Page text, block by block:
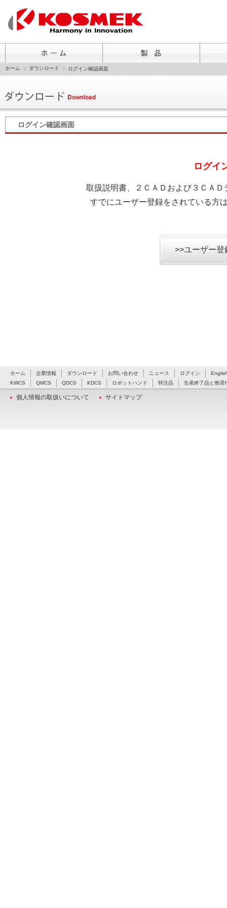
ホーム ダウンロード ログイン確認画面
ログイン確認画面
ログイ
取扱説明書、２ＣＡＤおよび３ＣＡ
すでにユーザー登録をされている方
>>ユーザー
ホーム 企業情報 ダウンロード お問い合わせ ニュース ログイン
KWCS
QMCS QDCS KDCS ロボットハンド 特注品 生産終了品と推奨
個人情報の取扱いについて サイトマップ